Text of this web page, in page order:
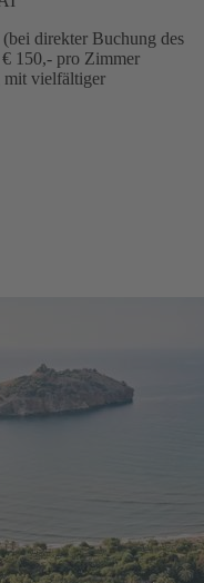
direkter Buchung des
150,- pro Zimmer
mit vielfältiger